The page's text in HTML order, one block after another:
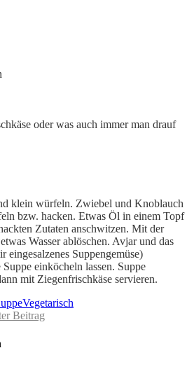
oder was auch immer man drauf
klein würfeln. Zwiebel und Knoblauch
bzw. hacken. Etwas Öl in einem Topf
Zutaten anschwitzen. Mit der
Wasser ablöschen. Avjar und das
eingesalzenes Suppengemüse)
einköcheln lassen. Suppe
mit Ziegenfrischkäse servieren.
Vegetarisch
Beitrag